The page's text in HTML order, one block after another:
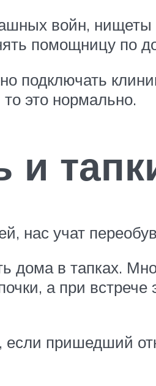
войн,
помощницу по
подключать
это нормально.
и
нас учат
дома в тапках.
а при
пришедший